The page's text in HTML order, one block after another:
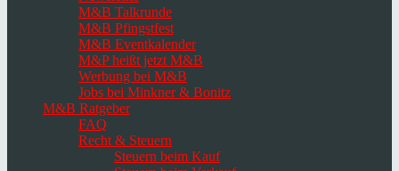
M&B Talkrunde
M&B Pfingstfest
M&B Eventkalender
M&P heißt jetzt M&B
Werbung bei M&B
Jobs bei Minkner & Bonitz
M&B Ratgeber
FAQ
Recht & Steuern
Steuern beim Kauf